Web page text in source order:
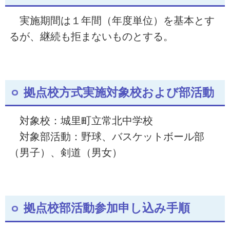
実施期間は１年間（年度単位）を基本とす
るが、継続も拒まないものとする。
拠点校方式実施対象校および部活動
対象校：城里町立常北中学校
対象部活動：野球、バスケットボール部
（男子）、剣道（男女）
拠点校部活動参加申し込み手順